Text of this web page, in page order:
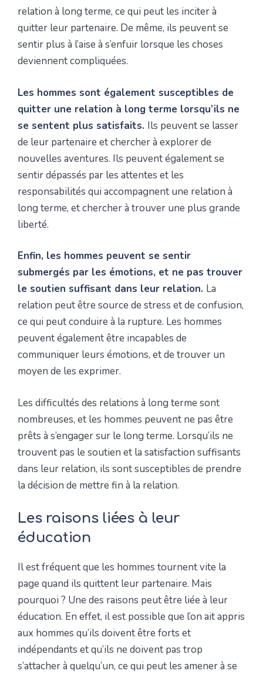
relation à long terme, ce qui peut les inciter à
quitter leur partenaire. De même, ils peuvent se
sentir plus à l’aise à s’enfuir lorsque les choses
deviennent compliquées.
Les hommes sont également susceptibles de
quitter une relation à long terme lorsqu’ils ne
se sentent plus satisfaits. Ils peuvent se lasser
de leur partenaire et chercher à explorer de
nouvelles aventures. Ils peuvent également se
sentir dépassés par les attentes et les
responsabilités qui accompagnent une relation à
long terme, et chercher à trouver une plus grande
liberté.
Enfin, les hommes peuvent se sentir
submergés par les émotions, et ne pas trouver
le soutien suffisant dans leur relation. La
relation peut être source de stress et de confusion,
ce qui peut conduire à la rupture. Les hommes
peuvent également être incapables de
communiquer leurs émotions, et de trouver un
moyen de les exprimer.
Les difficultés des relations à long terme sont
nombreuses, et les hommes peuvent ne pas être
prêts à s’engager sur le long terme. Lorsqu’ils ne
trouvent pas le soutien et la satisfaction suffisants
dans leur relation, ils sont susceptibles de prendre
la décision de mettre fin à la relation.
Les raisons liées à leur
éducation
Il est fréquent que les hommes tournent vite la
page quand ils quittent leur partenaire. Mais
pourquoi ? Une des raisons peut être liée à leur
éducation. En effet, il est possible que l’on ait appris
aux hommes qu’ils doivent être forts et
indépendants et qu’ils ne doivent pas trop
s’attacher à quelqu’un, ce qui peut les amener à se